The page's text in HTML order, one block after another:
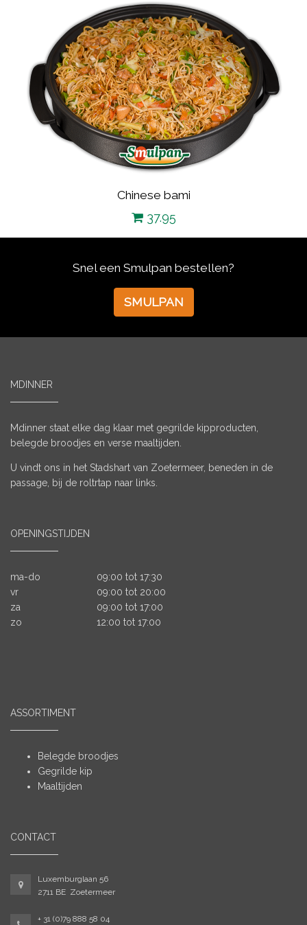
Chinese bami
37.95
Snel een Smulpan bestellen?
SMULPAN
MDINNER
Mdinner staat elke dag klaar met gegrilde kipproducten,
belegde broodjes en verse maaltijden.
U vindt ons in het Stadshart van Zoetermeer, beneden in de
passage, bij de roltrtap naar links.
OPENINGSTIJDEN
ma-do
09:00 tot 17:30
vr
09:00 tot 20:00
za
09:00 tot 17:00
zo
12:00 tot 17:00
ASSORTIMENT
Belegde broodjes
Gegrilde kip
Maaltijden
CONTACT
Luxemburglaan 56
2711 BE Zoetermeer
+ 31 (0)79 888 58 04